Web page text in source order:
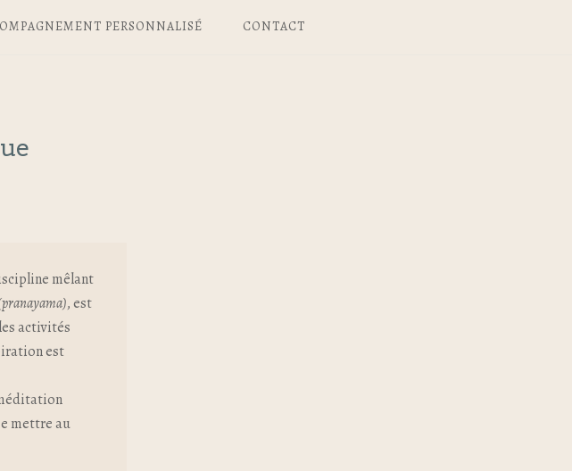
PERSONNALISÉ CONTACT
mêlant
, est
activités
est
mettre au